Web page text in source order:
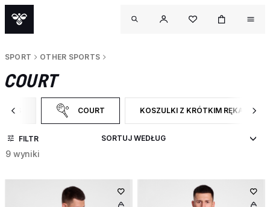
SPORT OTHER SPORTS
COURT
OTHER SPORTS
COURTWYBRANY OBECNIE ZAWĘŻONO DO CATEGORY: COURT
KOSZULKI Z KRÓTKIM RĘKAWEM
ZAWĘŹ DO RODZAJ PRODUKTU:
FILTR
9 wyniki